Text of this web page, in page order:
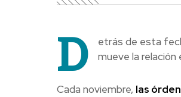
D
etrás de esta
mueve la
Cada noviembre, las